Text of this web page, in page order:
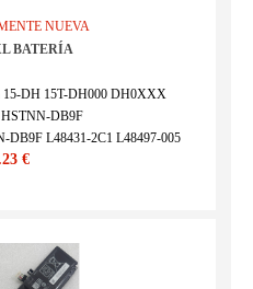
NUEVA
BATERÍA
15-DH 15T-DH000 DH0XXX
DB9F
DB9F L48431-2C1 L48497-005
€